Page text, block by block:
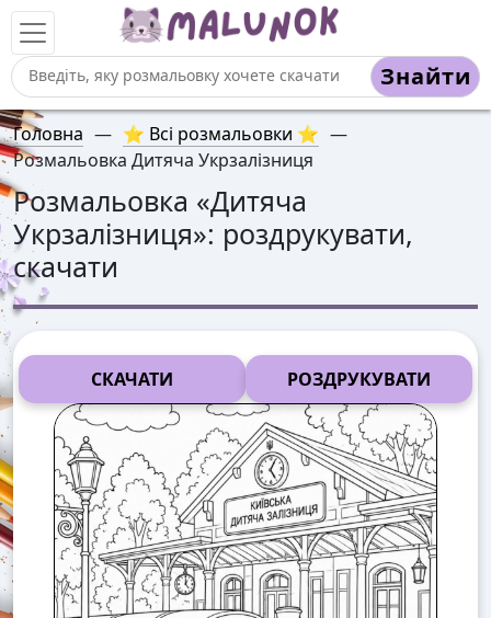
Знайти
Головна — ⭐ Всі розмальовки ⭐ —
Розмальовка Дитяча Укрзалізниця
Розмальовка «Дитяча
Укрзалізниця»: роздрукувати,
скачати
СКАЧАТИ РОЗДРУКУВАТИ